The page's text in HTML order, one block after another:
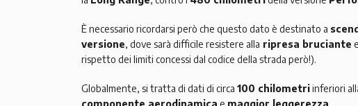
È necessario ricordarsi però che questo dato è destinato a
versione, dove sarà difficile resistere alla ripresa bruciante
rispetto dei limiti concessi dal codice della strada però!).
Globalmente, si tratta di dati di circa 100 chilometriinferiori